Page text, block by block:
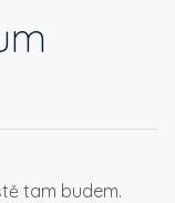
tam budem.